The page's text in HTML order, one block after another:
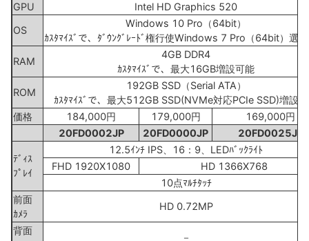
GPU
Intel HD Graphics 520
OS
Windows 10 Pro（64bit）
ｶｽﾀﾏｲｽﾞで、ﾀﾞｳﾝｸﾞﾚｰﾄﾞ権行使Windows 7 Pro（64bit）選
RAM
4GB DDR4
ｶｽﾀﾏｲｽﾞで、最大16GB増設可能
ROM
192GB SSD（Serial ATA）
ｶｽﾀﾏｲｽﾞで、最大512GB SSD(NVMe対応PCIe SSD)増設
価格
184,000円 179,000円
169,000円
20FD0002JP
20FD0000JP 20FD0025JP
ﾃﾞｨｽ
ﾌﾟﾚｲ
12.5ｲﾝﾁ IPS、16：9、LEDﾊﾞｯｸﾗｲﾄ
FHD 1920X1080
HD 1366X768
10点ﾏﾙﾁﾀｯﾁ
前面
ｶﾒﾗ
HD 0.72MP
背面
－